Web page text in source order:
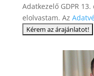
Adatkezelő GDPR
elolvastam. Az